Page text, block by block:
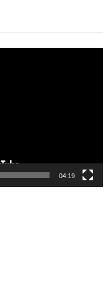
04:19